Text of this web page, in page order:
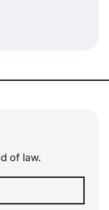
of law.